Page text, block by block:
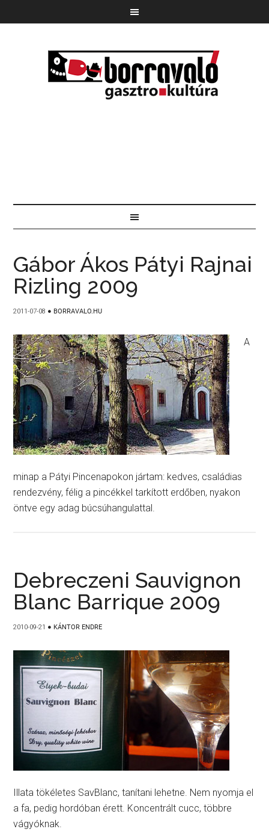
Gábor Ákos Pátyi Rajnai
Rizling 2009
2011-07-08 ● BORRAVALO.HU
A
minap a Pátyi Pincenapokon jártam: kedves, családias
rendezvény, félig a pincékkel tarkított erdőben, nyakon
öntve egy adag búcsúhangulattal.
Debreczeni Sauvignon
Blanc Barrique 2009
2010-09-21 ● KÁNTOR ENDRE
Illata tökéletes SavBlanc, tanítani lehetne. Nem nyomja el
a fa, pedig hordóban érett. Koncentrált cucc, többre
vágyóknak.